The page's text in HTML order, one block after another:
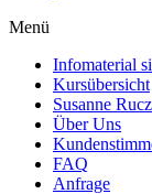
Menü
Infomaterial
Kursübersicht
Susanne
Über Uns
FAQ
Anfrage